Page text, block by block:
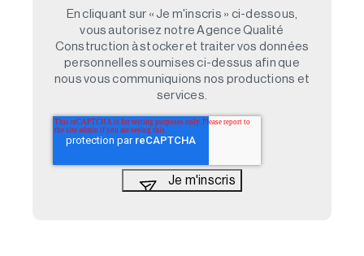
En cliquant sur « Je m'inscris » ci-dessous,
vous autorisez notre Agence Qualité
Construction à stocker et traiter vos données
personnelles soumises ci-dessus afin que
nous vous communiquions nos productions et
services.